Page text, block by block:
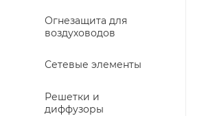
Огнезащита для
воздуховодов
Сетевые элементы
Решетки и
диффузоры